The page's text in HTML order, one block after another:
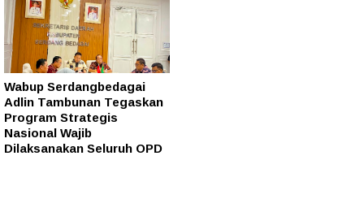
Wabup Serdangbedagai
Adlin Tambunan Tegaskan
Program Strategis
Nasional Wajib
Dilaksanakan Seluruh OPD